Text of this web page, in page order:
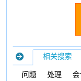
相关搜索
问题 处理